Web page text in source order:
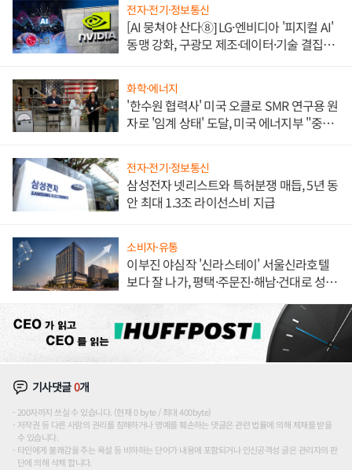
전자·전기·정보통신
[AI 뭉쳐야 산다⑧] LG·엔비디아 '피지컬 AI'
동맹 강화, 구광모 제조·데이터·기술 결집
화학·에너지
'한수원 협력사' 미국 오클로 SMR 연구용 원
자로 '임계 상태' 도달, 미국 에너지부 "중요
전자·전기·정보통신
삼성전자 넷리스트와 특허분쟁 매듭, 5년 동
안 최대 1.3조 라이선스비 지급
소비자·유통
이부진 야심작 '신라스테이' 서울신라호텔
보다 잘 나가, 평택·주문진·해남·건대로 성
기사댓글0개
200자까지 쓰실 수 있습니다. (현재 0 byte / 최대 400byte)
저작권 등 다른 사람의 권리를 침해하거나 명예를 훼손하는 댓글은 관련 법률에 의해 제재를 받을
수 있습니다.
타인에게 불쾌감을 주는 욕설 등 비하하는 단어가 내용에 포함되거나 인신공격성 글은 관리자의 판
단에 의해 삭제 합니다.